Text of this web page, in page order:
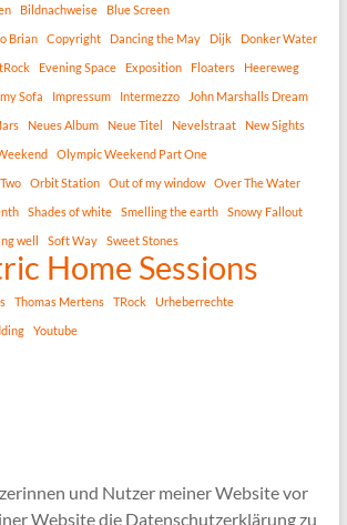
Bildnachweise
Blue Screen
Brian
Copyright Dancing the May Dijk
Donker Water
Evening Space Exposition Floaters
Heereweg
Sofa
Impressum Intermezzo
John Marshalls Dream
Neues Album Neue Titel Nevelstraat
New Sights
Olympic Weekend Part One
Orbit Station Out of my window
Over The Water
Shades of white Smelling the earth
Snowy Fallout
well
Soft Way Sweet Stones
Home Sessions
Thomas Mertens TRock
Urheberrechte
Youtube
und Nutzer meiner Website vor
Website die Datenschutzerklärung zu